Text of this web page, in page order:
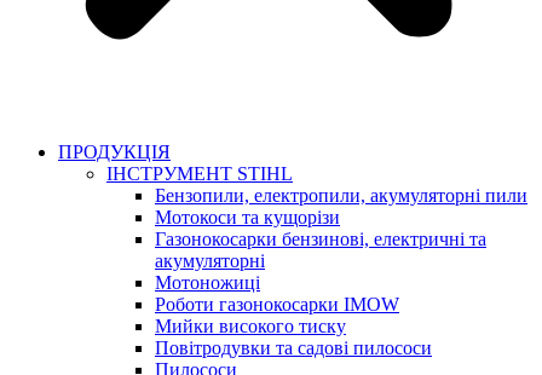
ПРОДУКЦІЯ
ІНСТРУМЕНТ STIHL
Бензопили, електропили, акумуляторні пили
Мотокоси та кущорізи
Газонокосарки бензинові, електричні та
акумуляторні
Мотоножиці
Роботи газонокосарки IMOW
Мийки високого тиску
Повітродувки та садові пилососи
Пилососи